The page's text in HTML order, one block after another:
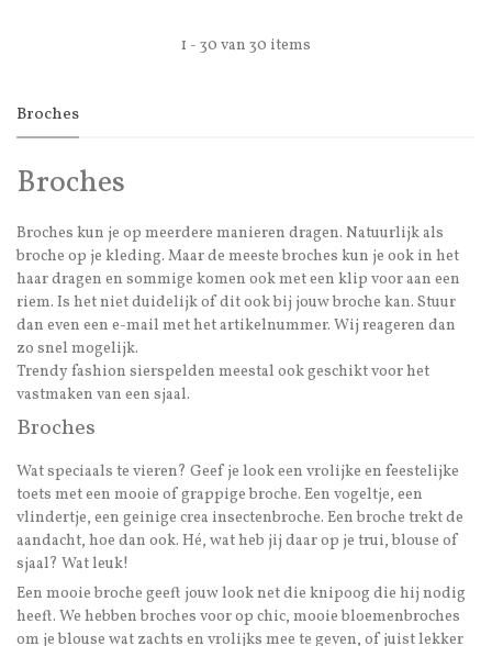
1 - 30 van 30 items
Broches
Broches
Broches kun je op meerdere manieren dragen. Natuurlijk als
broche op je kleding. Maar de meeste broches kun je ook in het
haar dragen en sommige komen ook met een klip voor aan een
riem. Is het niet duidelijk of dit ook bij jouw broche kan. Stuur
dan even een e-mail met het artikelnummer. Wij reageren dan
zo snel mogelijk.
Trendy fashion sierspelden meestal ook geschikt voor het
vastmaken van een sjaal.
Broches
Wat speciaals te vieren? Geef je look een vrolijke en feestelijke
toets met een mooie of grappige broche. Een vogeltje, een
vlindertje, een geinige crea insectenbroche. Een broche trekt de
aandacht, hoe dan ook. Hé, wat heb jij daar op je trui, blouse of
sjaal? Wat leuk!
Een mooie broche geeft jouw look net die knipoog die hij nodig
heeft. We hebben broches voor op chic, mooie bloemenbroches
om je blouse wat zachts en vrolijks mee te geven, of juist lekker